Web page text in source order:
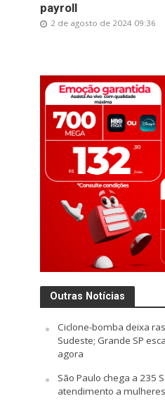
payroll
2 de agosto de 2024 09:36
Outras Notícias
Ciclone-bomba deixa
Sudeste; Grande SP
agora
São Paulo chega a 235
atendimento a